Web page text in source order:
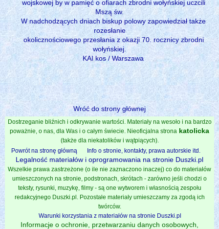
wojskowej by w pamięć o ofiarach zbrodni wołyńskiej uczcili
Mszą św.
W nadchodzących dniach biskup polowy zapowiedział także
rozesłanie
okolicznościowego przesłania z okazji 70. rocznicy zbrodni
wołyńskiej.
KAI kos / Warszawa
Wróć do strony głównej
Dostrzeganie bliźnich i odkrywanie wartości. Materiały na wesoło i na bardzo
poważnie, o nas, dla Was i o całym świecie. Nieoficjalna strona katolicka
(także dla niekatolików i wątpiących).
Powrót na stronę główną
Info o stronie, kontakty, prawa autorskie itd.
Legalność materiałów i oprogramowania na stronie Duszki.pl
Wszelkie prawa zastrzeżone (o ile nie zaznaczono inaczej) co do materiałów
umieszczonych na stronie, podstronach, skrótach - zarówno jeśli chodzi o
teksty, rysunki, muzykę, filmy - są one wytworem i własnością zespołu
redakcyjnego Duszki.pl. Pozostałe materiały umieszczamy za zgodą ich
twórców.
Warunki korzystania z materiałów na stronie Duszki.pl
Informacje o ochronie, przetwarzaniu danych osobowych,